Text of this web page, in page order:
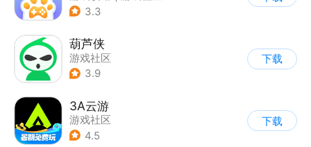
3.3
葫芦侠
游戏社区
3.9
下载
3A云游
游戏社区
4.5
下载